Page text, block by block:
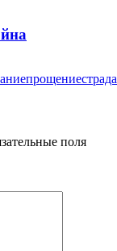
прощение
поля